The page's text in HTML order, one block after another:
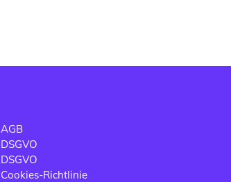
AGB
DSGVO
DSGVO
Cookies-Richtlinie